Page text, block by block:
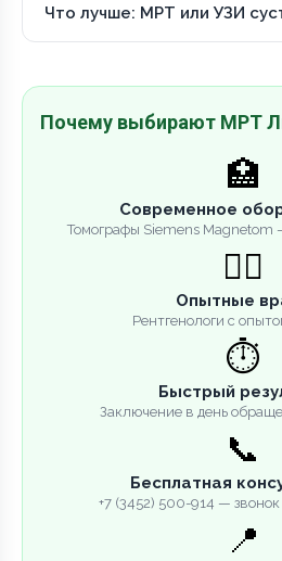
Что лучше: МРТ или УЗИ
Почему выбирают МРТ
🏥
Современное
Томографы Siemens Magnetom
👨‍⚕️
Опытные
Рентгенологи с
⏱️
Быстрый
Заключение в день
📞
Бесплатная
+7 (3452) 500-914 —
📍